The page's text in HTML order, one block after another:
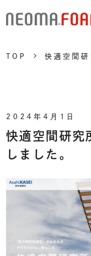
TOP 快適空間研
2024年4月1日
快適空間研究
しました。